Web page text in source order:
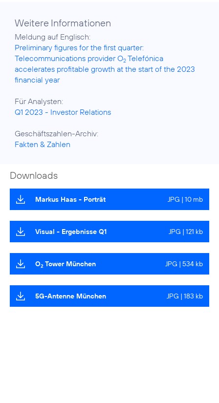
Weitere Informationen
Preliminary figures for the first quarter:
Telecommunications provider O2 Telefónica
accelerates profitable growth at the start of the 2023
financial year
Q1 2023 - Investor Relations
Fakten & Zahlen
Downloads
Markus Haas - Porträt JPG | 10 mb
Visual - Ergebnisse Q1 JPG | 121 kb
O2 Tower München JPG | 534 kb
5G-Antenne München JPG | 183 kb